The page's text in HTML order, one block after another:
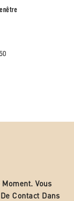
Vous
Contact Dans